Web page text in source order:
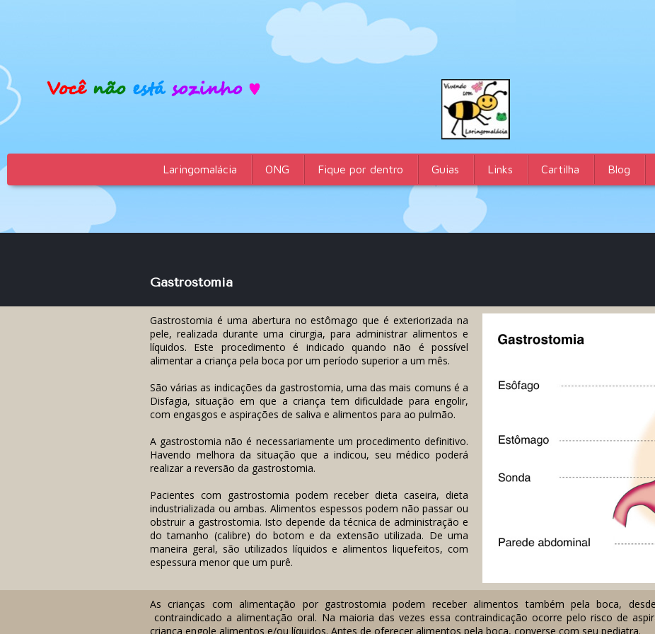
Laringomalácia ONG Fique por dentro Guias Links Cartilha Blog
Gastrostomia
Gastrostomia é uma abertura no estômago que é exteriorizada na
pele, realizada durante uma cirurgia, para administrar alimentos e
líquidos. Este procedimento é indicado quando não é possível
alimentar a criança pela boca por um período superior a um mês.
São várias as indicações da gastrostomia, uma das mais comuns é a
Disfagia, situação em que a criança tem dificuldade para engolir,
com engasgos e aspirações de saliva e alimentos para ao pulmão.
A gastrostomia não é necessariamente um procedimento definitivo.
Havendo melhora da situação que a indicou, seu médico poderá
realizar a reversão da gastrostomia.
Pacientes com gastrostomia podem receber dieta caseira, dieta
industrializada ou ambas. Alimentos espessos podem não passar ou
obstruir a gastrostomia. Isto depende da técnica de administração e
do tamanho (calibre) do botom e da extensão utilizada. De uma
maneira geral, são utilizados líquidos e alimentos liquefeitos, com
espessura menor que um purê.
As crianças com alimentação por gastrostomia podem receber alimentos também pela boca,
contraindicado a alimentação oral. Na maioria das vezes essa contraindicação ocorre pelo risco de
criança engole alimentos e/ou líquidos. Antes de oferecer alimentos pela boca, converse com seu pediatra.